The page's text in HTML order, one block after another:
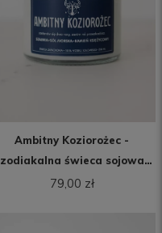
Ambitny Koziorożec -
zodiakalna świeca sojowa
(250 ml)
79,00 zł